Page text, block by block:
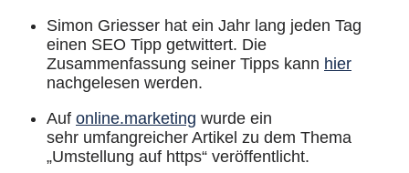
Simon Griesser hat ein Jahr lang jeden Tag
einen SEO Tipp getwittert. Die
Zusammenfassung seiner Tipps kann hier
nachgelesen werden.
Auf online.marketing wurde ein
sehr umfangreicher Artikel zu dem Thema
„Umstellung auf https“ veröffentlicht.